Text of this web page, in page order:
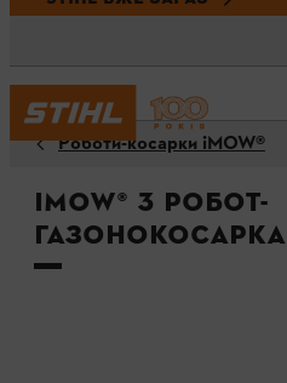
Роботи-косарки iMOW®
iMOW® 3 робот-
газонокосарка